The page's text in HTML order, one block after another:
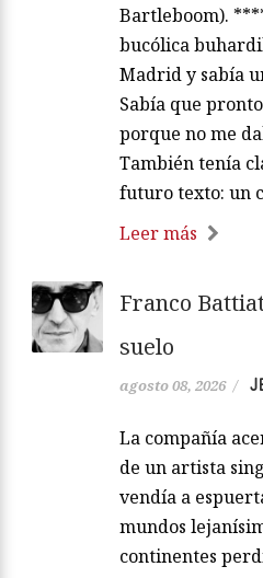
Bartleboom).
bucólica
Madrid y sabía
Sabía que
porque no me
También tenía
futuro texto: un
Leer más
Franco
suelo
agosto 08, 2026 /
La compañía
de un artista
vendía a
mundos
continentes